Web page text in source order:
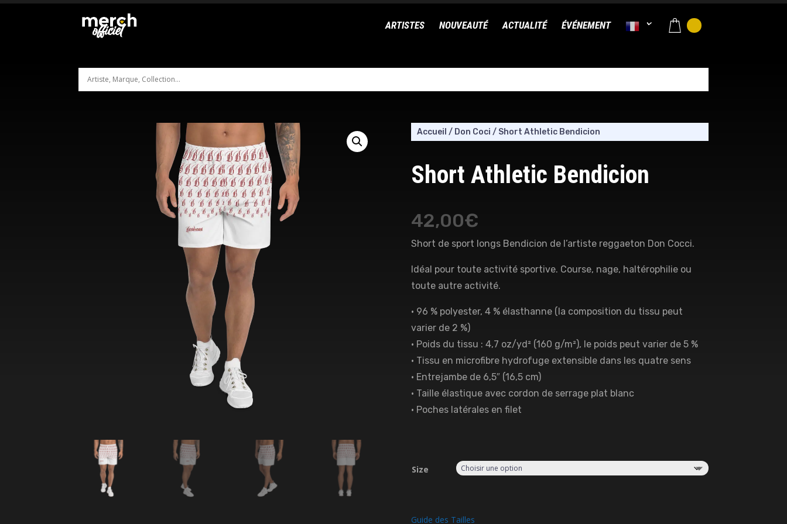
ARTISTES NOUVEAUTÉ ACTUALITÉ ÉVÉNEMENT
Accueil / Don Coci / Short Athletic Bendicion
Short Athletic Bendicion
42,00€
Short de sport longs Bendicion de l’artiste reggaeton Don Cocci.
Idéal pour toute activité sportive. Course, nage, haltérophilie ou
toute autre activité.
• 96 % polyester, 4 % élasthanne (la composition du tissu peut
varier de 2 %)
• Poids du tissu : 4,7 oz/yd² (160 g/m²), le poids peut varier de 5 %
• Tissu en microfibre hydrofuge extensible dans les quatre sens
• Entrejambe de 6,5″ (16,5 cm)
• Taille élastique avec cordon de serrage plat blanc
• Poches latérales en filet
Size
Guide des Tailles